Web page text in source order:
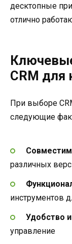
десктопные
отлично
CRM для
При выборе
следующие
различных
инструментов
Удобство
управление